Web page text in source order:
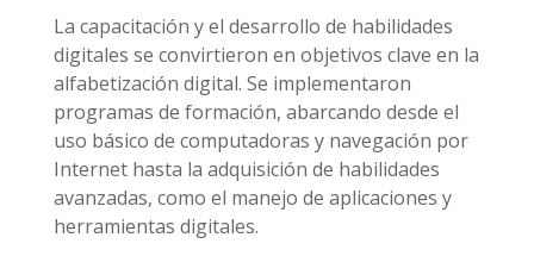
La capacitación y el desarrollo de habilidades
digitales se convirtieron en objetivos clave en la
alfabetización digital. Se implementaron
programas de formación, abarcando desde el
uso básico de computadoras y navegación por
Internet hasta la adquisición de habilidades
avanzadas, como el manejo de aplicaciones y
herramientas digitales.